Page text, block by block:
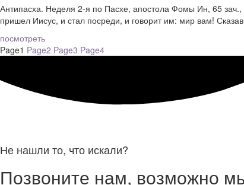
Антипасха. Неделя 2-я по Пасхе, апостола Фомы Ин, 65
пришел Иисус, и стал посреди, и говорит им: мир вам!
посмотреть
Page1 Page2 Page3 Page4
Не нашли то, что искали?
Позвоните нам, возможно